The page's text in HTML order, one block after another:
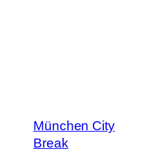
München City
Break